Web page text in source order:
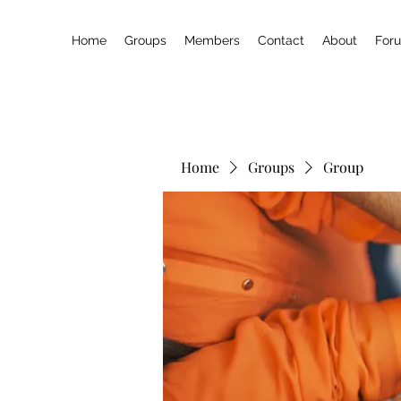
Home Groups Members Contact About
Home Groups Group